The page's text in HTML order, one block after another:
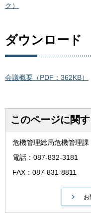
ク）
ダウンロード
会議概要（PDF：362KB）
このページに関
危機管理総局危機管理課
電話：087-832-3181
FAX：087-831-8811